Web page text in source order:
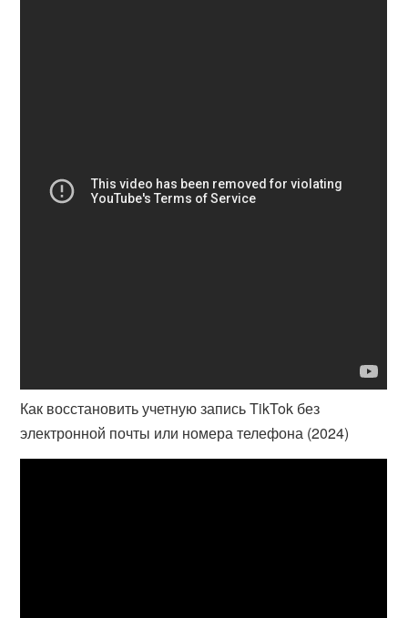
Как восстановить учетную запись TikTok без
электронной почты или номера телефона (2024)